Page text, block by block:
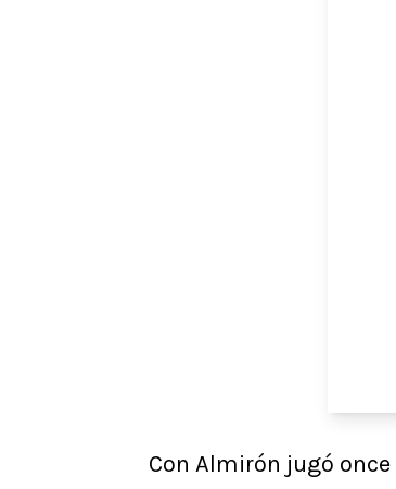
Con Almirón jugó